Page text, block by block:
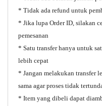
* Tidak ada refund untuk
* Jika lupa Order ID, silakan
pemesanan
* Satu transfer hanya untuk
lebih cepat
* Jangan melakukan transfer
sama agar proses tidak
* Item yang dibeli dapat